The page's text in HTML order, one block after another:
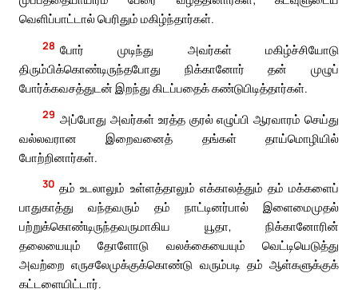
வெளிப்பாட்டால் பெரிதும் மகிழ்ந்தார்கள்.
28 போர் முடிந்து அவர்கள் மகிழ்ச்சியோடு
திரும்பிக்கொண்டிருந்தபோது நிக்கானோர் தன் முழுப்
போர்க்கவசத்துடன் இறந்து கிடப்பதைக் கண்டுபிடித்தார்கள்.
29 அப்போது அவர்கள் உரத்த குரல் எழுப்பி ஆரவாரம் செய்து
வல்லவரான இறைவனைத் தங்கள் தாய்மொழியில்
போற்றினார்கள்.
30 தம் உடலாலும் உள்ளத்தாலும் எக்காலத்தும் தம் மக்களைப்
பாதுகாத்து வந்தவரும் தம் நாட்டினர்பால் இளைமைமுதல்
பற்றுக்கொண்டிருந்தவருமாகிய யூதா, நிக்கானோரின்
தலையையும் தோளோடு வலக்கையையும் வெட்டியெடுத்து
அவற்றை எருசலேமுக்குக்கொண்டு வரும்படி தம் ஆள்களுக்குக்
கட்டளையிட்டார்.